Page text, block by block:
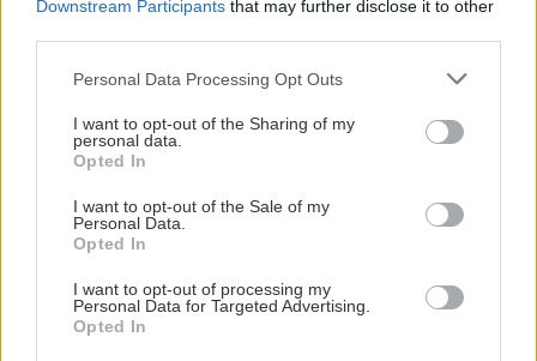
Downstream Participants that may further disclose it to other
Please note that this website/app uses one or more Google
not limited to your visit or usage behaviour. You may click to
grant or deny consent to Google and its third-party tags to
use your data for below specified purposes in below Google
consent section.
Personal Data Processing Opt Outs
I want to opt-out of the Sharing of my
personal data.
Opted In
I want to opt-out of the Sale of my
Personal Data.
Opted In
I want to opt-out of processing my
Personal Data for Targeted Advertising.
Opted In
Sprchové zásteny ANNEA
BLACK LINE od SanSwiss.
Krása jednoduchých línií a
prepracované funkcie
Staré základy, nové
Bratislave je inšpirovaný
Japonskom